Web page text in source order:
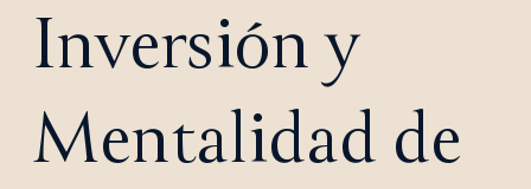
Inversión y
Mentalidad de